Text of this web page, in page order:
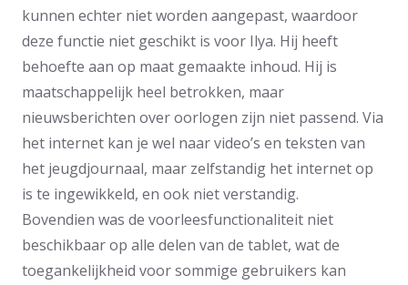
kunnen echter niet worden aangepast, waardoor
deze functie niet geschikt is voor Ilya. Hij heeft
behoefte aan op maat gemaakte inhoud. Hij is
maatschappelijk heel betrokken, maar
nieuwsberichten over oorlogen zijn niet passend. Via
het internet kan je wel naar video’s en teksten van
het jeugdjournaal, maar zelfstandig het internet op
is te ingewikkeld, en ook niet verstandig.
Bovendien was de voorleesfunctionaliteit niet
beschikbaar op alle delen van de tablet, wat de
toegankelijkheid voor sommige gebruikers kan